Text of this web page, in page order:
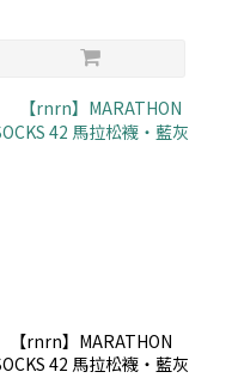
【rnrn】MARATHON
42 馬拉松襪・藍灰